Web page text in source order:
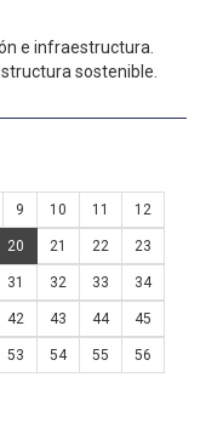
e infraestructura.
sostenible.
9 10 11 12
20 21 22 23
31 32 33 34
42 43 44 45
53 54 55 56